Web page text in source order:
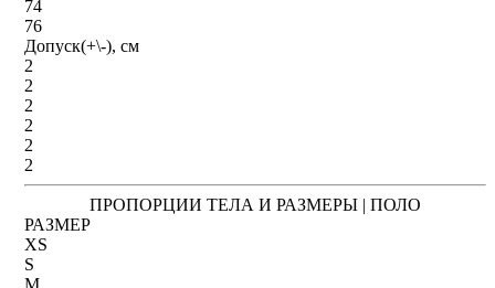
74
76
Допуск(+\-), см
2
2
2
2
2
2
ПРОПОРЦИИ ТЕЛА И РАЗМЕРЫ | ПОЛО
РАЗМЕР
XS
S
M